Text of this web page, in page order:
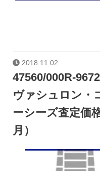
2018.11.02
47560/000R-
ヴァシュロン・
ーシーズ査定価
月）